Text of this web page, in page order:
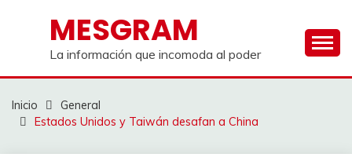
contenidoMESGRAM
La información que incomoda al poder
Inicio
General
Estados Unidos y Taiwán desafan a China